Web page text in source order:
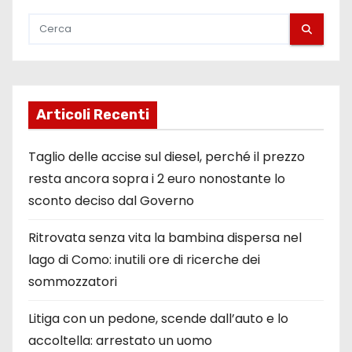
t
i
c
o
l
i
Articoli Recenti
Taglio delle accise sul diesel, perché il prezzo
resta ancora sopra i 2 euro nonostante lo
sconto deciso dal Governo
Ritrovata senza vita la bambina dispersa nel
lago di Como: inutili ore di ricerche dei
sommozzatori
Litiga con un pedone, scende dall’auto e lo
accoltella: arrestato un uomo